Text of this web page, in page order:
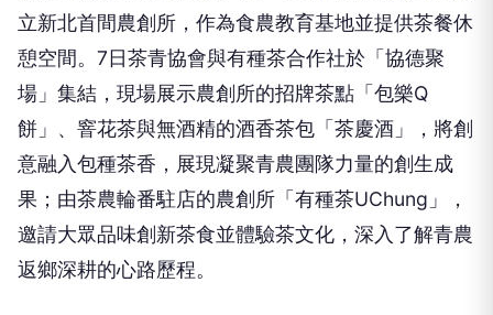
立新北首間農創所，作為食農教育基地並提供茶餐休
憩空間。7日茶青協會與有種茶合作社於「協德聚
場」集結，現場展示農創所的招牌茶點「包樂Q
餅」、窨花茶與無酒精的酒香茶包「茶慶酒」，將創
意融入包種茶香，展現凝聚青農團隊力量的創生成
果；由茶農輪番駐店的農創所「有種茶UChung」，
邀請大眾品味創新茶食並體驗茶文化，深入了解青農
返鄉深耕的心路歷程。